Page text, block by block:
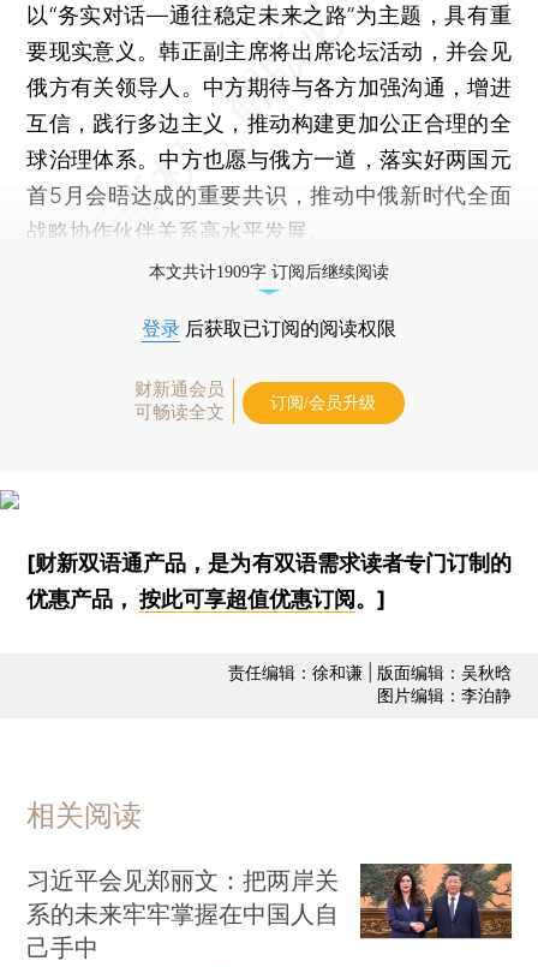
以“务实对话—通往稳定未来之路”为主题，具有重
要现实意义。韩正副主席将出席论坛活动，并会见
俄方有关领导人。中方期待与各方加强沟通，增进
互信，践行多边主义，推动构建更加公正合理的全
球治理体系。中方也愿与俄方一道，落实好两国元
首5月会晤达成的重要共识，推动中俄新时代全面
战略协作伙伴关系高水平发展。
本文共计1909字 订阅后继续阅读
登录 后获取已订阅的阅读权限
财新通会员
可畅读全文
订阅/会员升级
[财新双语通产品，是为有双语需求读者专门订制的
优惠产品，按此可享超值优惠订阅。]
责任编辑：徐和谦 | 版面编辑：吴秋晗
图片编辑：李泊静
相关阅读
习近平会见郑丽文：把两岸关
系的未来牢牢掌握在中国人自
己手中